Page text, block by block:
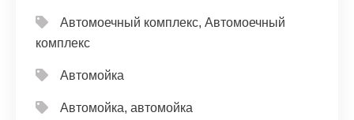
Автомоечный комплекс, Автомоечный
комплекс
Автомойка
Автомойка, автомойка